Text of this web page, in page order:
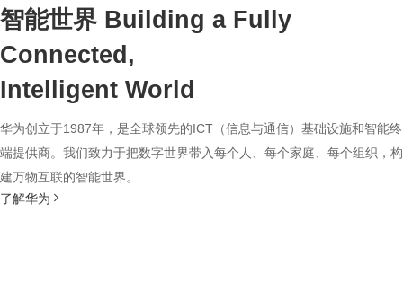
智能世界 Building a Fully
Connected,
Intelligent World
华为创立于1987年，是全球领先的ICT（信息与通信）基础设施和智能终
端提供商。我们致力于把数字世界带入每个人、每个家庭、每个组织，构
建万物互联的智能世界。
了解华为